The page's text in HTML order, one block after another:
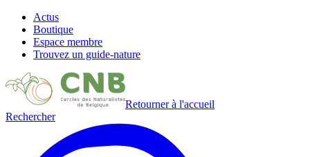
Actus
Boutique
Espace membre
Trouvez un guide-nature
Retourner à l'accueil
Rechercher